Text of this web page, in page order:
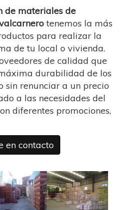
de materiales de
tenemos la más
para realizar la
de tu local o vivienda.
de calidad que
durabilidad de los
sin renunciar a un precio
a las necesidades del
diferentes promociones,
en contacto